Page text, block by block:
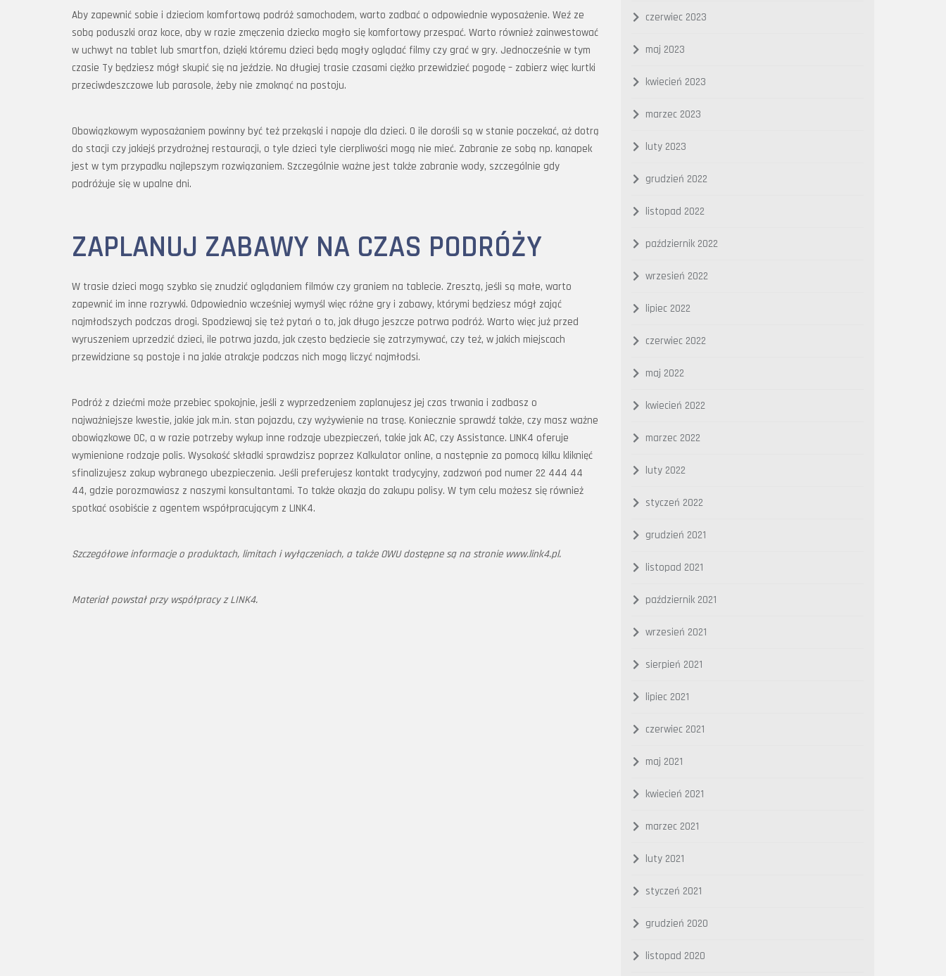
Aby zapewnić sobie i dzieciom komfortową podróż samochodem, warto zadbać o odpowiednie wyposażenie. Weź ze
sobą poduszki oraz koce, aby w razie zmęczenia dziecko mogło się komfortowy przespać. Warto również zainwestować
w uchwyt na tablet lub smartfon, dzięki któremu dzieci będą mogły oglądać filmy czy grać w gry. Jednocześnie w tym
czasie Ty będziesz mógł skupić się na jeździe. Na długiej trasie czasami ciężko przewidzieć pogodę – zabierz więc kurtki
przeciwdeszczowe lub parasole, żeby nie zmoknąć na postoju.
Obowiązkowym wyposażaniem powinny być też przekąski i napoje dla dzieci. O ile dorośli są w stanie poczekać, aż dotrą
do stacji czy jakiejś przydrożnej restauracji, o tyle dzieci tyle cierpliwości mogą nie mieć. Zabranie ze sobą np. kanapek
jest w tym przypadku najlepszym rozwiązaniem. Szczególnie ważne jest także zabranie wody, szczególnie gdy
podróżuje się w upalne dni.
ZAPLANUJ ZABAWY NA CZAS PODRÓŻY
W trasie dzieci mogą szybko się znudzić oglądaniem filmów czy graniem na tablecie. Zresztą, jeśli są małe, warto
zapewnić im inne rozrywki. Odpowiednio wcześniej wymyśl więc różne gry i zabawy, którymi będziesz mógł zająć
najmłodszych podczas drogi. Spodziewaj się też pytań o to, jak długo jeszcze potrwa podróż. Warto więc już przed
wyruszeniem uprzedzić dzieci, ile potrwa jazda, jak często będziecie się zatrzymywać, czy też, w jakich miejscach
przewidziane są postoje i na jakie atrakcje podczas nich mogą liczyć najmłodsi.
Podróż z dziećmi może przebiec spokojnie, jeśli z wyprzedzeniem zaplanujesz jej czas trwania i zadbasz o
najważniejsze kwestie, jakie jak m.in. stan pojazdu, czy wyżywienie na trasę. Koniecznie sprawdź także, czy masz ważne
obowiązkowe OC, a w razie potrzeby wykup inne rodzaje ubezpieczeń, takie jak AC, czy Assistance. LINK4 oferuje
wymienione rodzaje polis. Wysokość składki sprawdzisz poprzez Kalkulator online, a następnie za pomocą kilku kliknięć
sfinalizujesz zakup wybranego ubezpieczenia. Jeśli preferujesz kontakt tradycyjny, zadzwoń pod numer 22 444 44
44, gdzie porozmawiasz z naszymi konsultantami. To także okazja do zakupu polisy. W tym celu możesz się również
spotkać osobiście z agentem współpracującym z LINK4.
Szczegółowe informacje o produktach, limitach i wyłączeniach, a także OWU dostępne są na stronie www.link4.pl.
Materiał powstał przy współpracy z LINK4.
czerwiec 2023
maj 2023
kwiecień 2023
marzec 2023
luty 2023
grudzień 2022
listopad 2022
październik 2022
wrzesień 2022
lipiec 2022
czerwiec 2022
maj 2022
kwiecień 2022
marzec 2022
luty 2022
styczeń 2022
grudzień 2021
listopad 2021
październik 2021
wrzesień 2021
sierpień 2021
lipiec 2021
czerwiec 2021
maj 2021
kwiecień 2021
marzec 2021
luty 2021
styczeń 2021
grudzień 2020
listopad 2020